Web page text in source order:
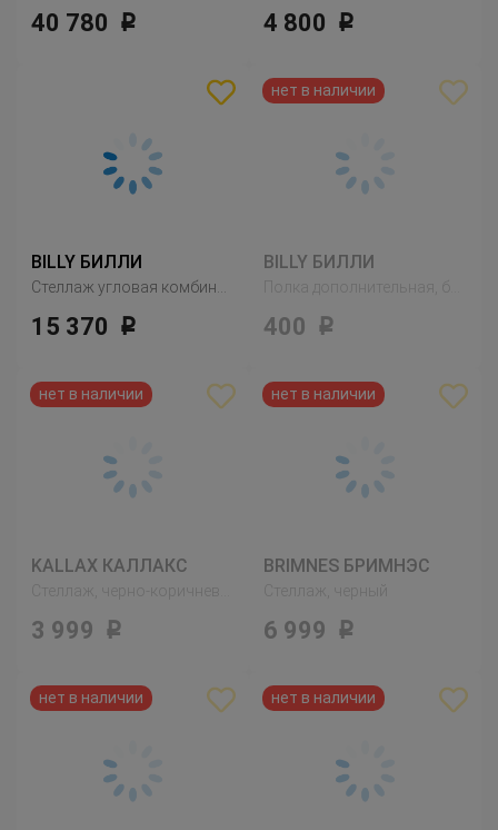
40 780 Р 4 800 Р
BILLY БИЛЛИ
15 370 Р
BILLY БИЛЛИ
400 Р
KALLAX КАЛЛАКС
3 999 Р
BRIMNES БРИМНЭС
Стеллаж, черный
6 999 Р